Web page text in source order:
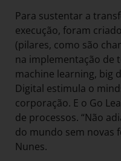
Para sustentar a
execução, foram
(pilares, como são
na implementação de
machine learning, big
Digital estimula o
corporação. E o Go
de processos. “Não
do mundo sem novas
Nunes.